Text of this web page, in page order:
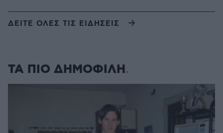
ΔΕΙΤΕ ΟΛΕΣ ΤΙΣ ΕΙΔΗΣΕΙΣ
ΤΑ ΠΙΟ ΔΗΜΟΦΙΛΗ